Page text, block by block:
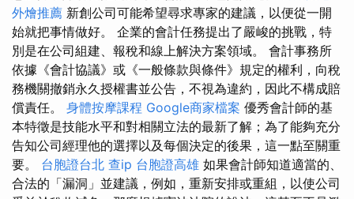
外燴推薦 新創公司可能希望尋求專家的建議，以便從一開
始就把事情做好。 企業的會計任務提出了嚴峻的挑戰，特
別是在公司組建、報稅和線上解決方案領域。 會計事務所
依據《會計協議》或《一般條款與條件》規定的權利，向稅
務機關撤銷永久授權書並公告，不視為違約，因此不構成賠
償責任。 身體按摩課程 Google商家檔案 優秀會計師的基
本特徵是技能水平和對相關立法的最新了解；為了能夠充分
告知公司經理他的選擇以及每個決定的後果，這一點至關重
要。 台胞證台北 查ip 台胞證高雄 如果會計師知道適當的、
合法的「漏洞」並建議，例如，重新安排或重組，以使公司